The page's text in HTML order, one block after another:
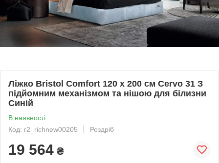
Ліжко Bristol Comfort 120 х 200 см Cervo 31 З
підйомним механізмом та нішою для білизни
Синій
В наявності
Код: r2_richnew00205
Роздріб
19 564 ₴